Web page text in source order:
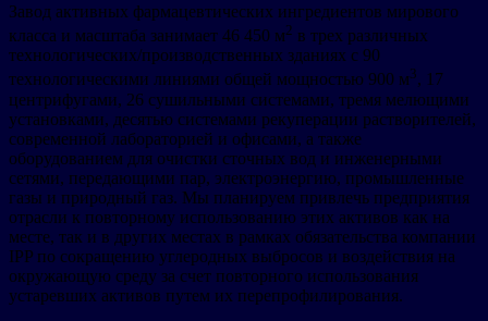
Завод активных фармацевтических ингредиентов мирового
класса и масштаба занимает 46 450 м2 в трех различных
технологических/производственных зданиях с 90
технологическими линиями общей мощностью 900 м3, 17
центрифугами, 26 сушильными системами, тремя мелющими
установками, десятью системами рекуперации растворителей,
современной лабораторией и офисами, а также
оборудованием для очистки сточных вод и инженерными
сетями, передающими пар, электроэнергию, промышленные
газы и природный газ. Мы планируем привлечь предприятия
отрасли к повторному использованию этих активов как на
месте, так и в других местах в рамках обязательства компании
IPP по сокращению углеродных выбросов и воздействия на
окружающую среду за счет повторного использования
устаревших активов путем их перепрофилирования.